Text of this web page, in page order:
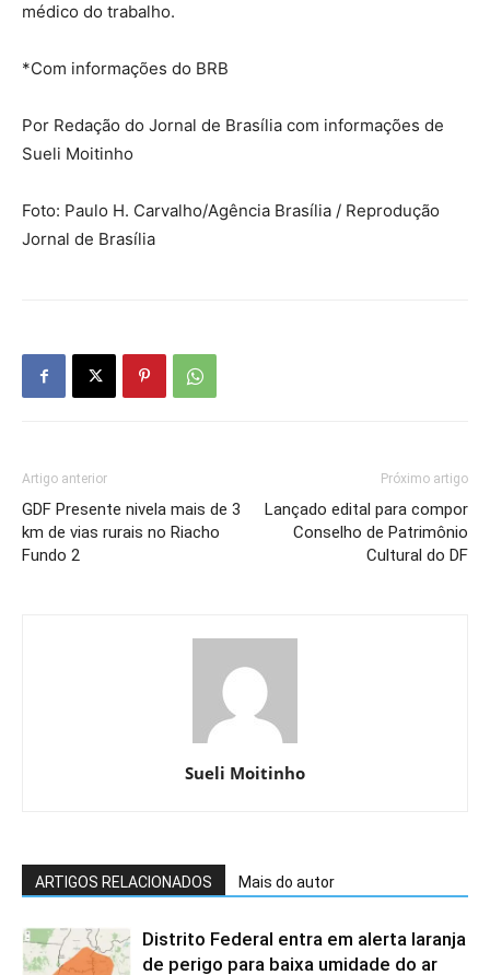
médico do trabalho.
*Com informações do BRB
Por Redação do Jornal de Brasília com informações de
Sueli Moitinho
Foto: Paulo H. Carvalho/Agência Brasília / Reprodução
Jornal de Brasília
Artigo anterior
GDF Presente nivela mais de 3
km de vias rurais no Riacho
Fundo 2
Próximo artigo
Lançado edital para compor
Conselho de Patrimônio
Cultural do DF
Sueli Moitinho
ARTIGOS RELACIONADOS Mais do autor
Distrito Federal entra em alerta laranja
de perigo para baixa umidade do ar